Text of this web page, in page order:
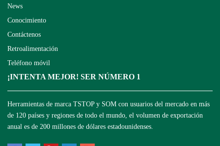
News
Conocimiento
Contáctenos
Retroalimentación
Teléfono móvil
¡INTENTA MEJOR! SER NÚMERO 1
Herramientas de marca TSTOP y SOM con usuarios del mercado en más
de 120 países y regiones de todo el mundo, el volumen de exportación
anual es de 200 millones de dólares estadounidenses.